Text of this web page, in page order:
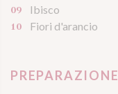
Ibisco
Fiori d'arancio
PREPARAZIONE